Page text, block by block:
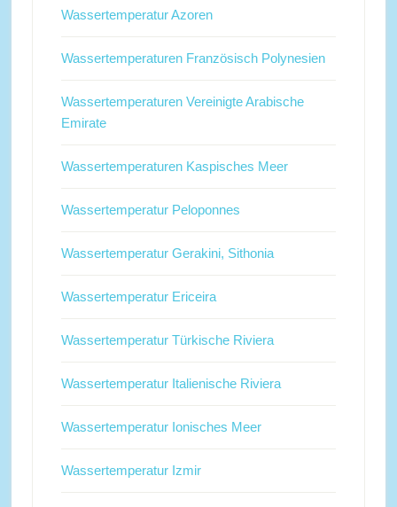
Wassertemperatur Azoren
Wassertemperaturen Französisch Polynesien
Wassertemperaturen Vereinigte Arabische
Emirate
Wassertemperaturen Kaspisches Meer
Wassertemperatur Peloponnes
Wassertemperatur Gerakini, Sithonia
Wassertemperatur Ericeira
Wassertemperatur Türkische Riviera
Wassertemperatur Italienische Riviera
Wassertemperatur Ionisches Meer
Wassertemperatur Izmir